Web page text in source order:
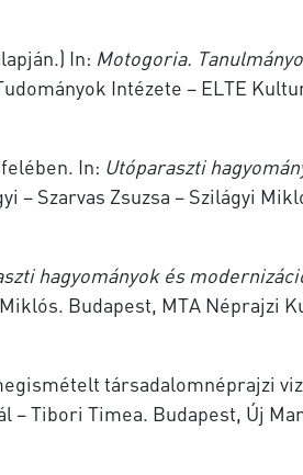
In: Motogoria.
Intézete – ELTE
In: Utóparaszti
– Szarvas Zsuzsa – Szilágyi
hagyományok és
Budapest, MTA Néprajzi
társadalomnéprajzi
– Tibori Timea. Budapest, Új